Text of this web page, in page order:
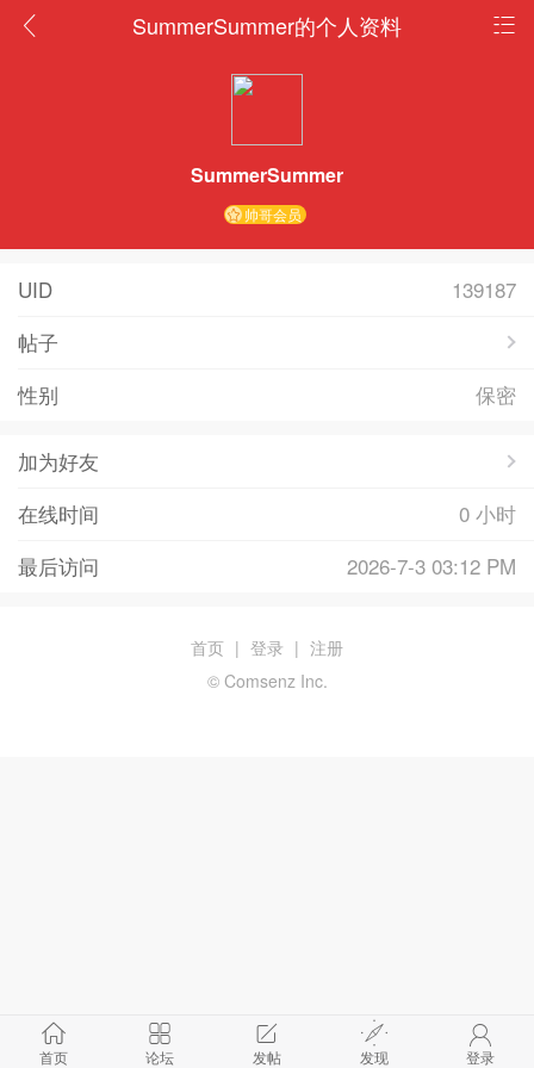
SummerSummer的个人资料
SummerSummer
帅哥会员
UID
139187
帖子
性别
保密
加为好友
在线时间
0 小时
最后访问
2026-7-3 03:12 PM
首页 论坛 发帖 发现 登录
首页 | 登录 | 注册
© Comsenz Inc.